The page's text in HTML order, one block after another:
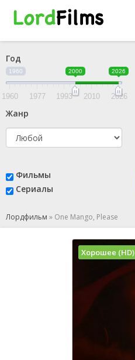
Год
1960 2000 2026
1960 1977 1993 2010 2026
Жанр
Фильмы
Сериалы
Лордфильм » One Mango, Please
Хорошее (HD)